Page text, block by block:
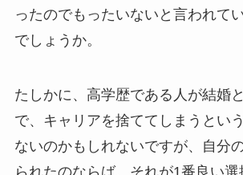
ったのでもったいないと言われて
でしょうか。
たしかに、高学歴である人が結婚
で、キャリアを捨ててしまうとい
ないのかもしれないですが、自分
られたのならば、それが1番良い